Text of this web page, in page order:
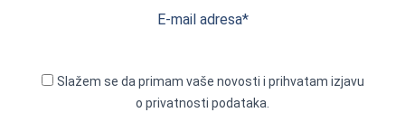
E-mail adresa*
Slažem se da primam vaše novosti i prihvatam izjavu
o privatnosti podataka.